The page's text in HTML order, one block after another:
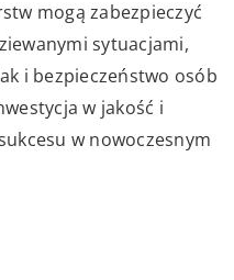
mogą zabezpieczyć
sytuacjami,
i bezpieczeństwo osób
w jakość i
w nowoczesnym